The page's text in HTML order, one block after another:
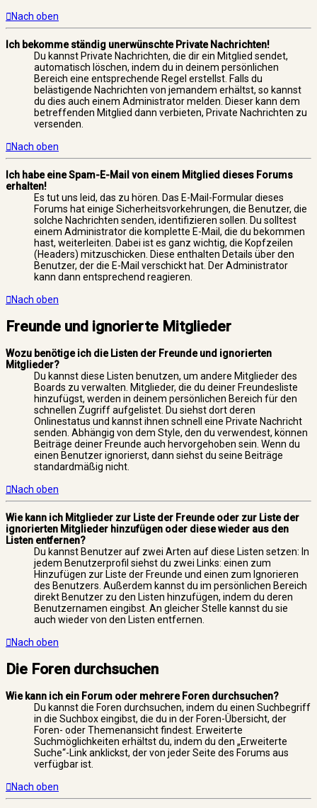
Nach oben
Ich bekomme ständig unerwünschte Private Nachrichten!
Du kannst Private Nachrichten, die dir ein Mitglied sendet,
automatisch löschen, indem du in deinem persönlichen
Bereich eine entsprechende Regel erstellst. Falls du
belästigende Nachrichten von jemandem erhältst, so kannst
du dies auch einem Administrator melden. Dieser kann dem
betreffenden Mitglied dann verbieten, Private Nachrichten zu
versenden.
Nach oben
Ich habe eine Spam-E-Mail von einem Mitglied dieses Forums
erhalten!
Es tut uns leid, das zu hören. Das E-Mail-Formular dieses
Forums hat einige Sicherheitsvorkehrungen, die Benutzer, die
solche Nachrichten senden, identifizieren sollen. Du solltest
einem Administrator die komplette E-Mail, die du bekommen
hast, weiterleiten. Dabei ist es ganz wichtig, die Kopfzeilen
(Headers) mitzuschicken. Diese enthalten Details über den
Benutzer, der die E-Mail verschickt hat. Der Administrator
kann dann entsprechend reagieren.
Nach oben
Freunde und ignorierte Mitglieder
Wozu benötige ich die Listen der Freunde und ignorierten
Mitglieder?
Du kannst diese Listen benutzen, um andere Mitglieder des
Boards zu verwalten. Mitglieder, die du deiner Freundesliste
hinzufügst, werden in deinem persönlichen Bereich für den
schnellen Zugriff aufgelistet. Du siehst dort deren
Onlinestatus und kannst ihnen schnell eine Private Nachricht
senden. Abhängig von dem Style, den du verwendest, können
Beiträge deiner Freunde auch hervorgehoben sein. Wenn du
einen Benutzer ignorierst, dann siehst du seine Beiträge
standardmäßig nicht.
Nach oben
Wie kann ich Mitglieder zur Liste der Freunde oder zur Liste der
ignorierten Mitglieder hinzufügen oder diese wieder aus den
Listen entfernen?
Du kannst Benutzer auf zwei Arten auf diese Listen setzen: In
jedem Benutzerprofil siehst du zwei Links: einen zum
Hinzufügen zur Liste der Freunde und einen zum Ignorieren
des Benutzers. Außerdem kannst du im persönlichen Bereich
direkt Benutzer zu den Listen hinzufügen, indem du deren
Benutzernamen eingibst. An gleicher Stelle kannst du sie
auch wieder von den Listen entfernen.
Nach oben
Die Foren durchsuchen
Wie kann ich ein Forum oder mehrere Foren durchsuchen?
Du kannst die Foren durchsuchen, indem du einen Suchbegriff
in die Suchbox eingibst, die du in der Foren-Übersicht, der
Foren- oder Themenansicht findest. Erweiterte
Suchmöglichkeiten erhältst du, indem du den „Erweiterte
Suche“-Link anklickst, der von jeder Seite des Forums aus
verfügbar ist.
Nach oben